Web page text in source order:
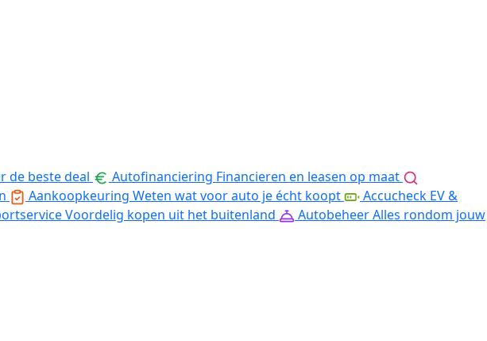
de beste deal Autofinanciering Financieren en leasen op maat
Aankoopkeuring Weten wat voor auto je écht koopt
Accucheck EV &
Voordelig kopen uit het buitenland AutobeheerAlles rondom jouw